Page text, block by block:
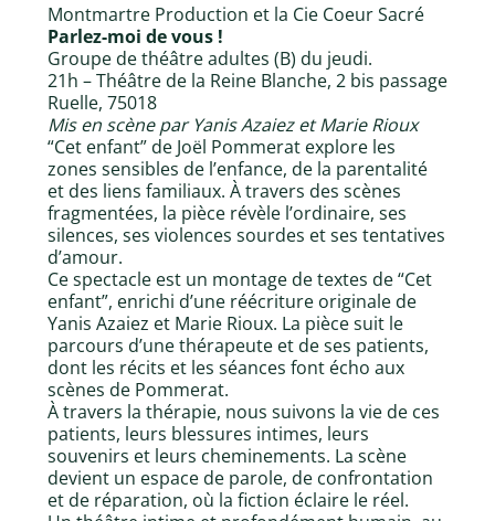
Montmartre Production et la Cie Coeur Sacré
Parlez-moi de vous !
Groupe de théâtre adultes (B) du jeudi.
21h – Théâtre de la Reine Blanche, 2 bis passage
Ruelle, 75018
Mis en scène par Yanis Azaiez et Marie Rioux
“Cet enfant” de Joël Pommerat explore les
zones sensibles de l’enfance, de la parentalité
et des liens familiaux. À travers des scènes
fragmentées, la pièce révèle l’ordinaire, ses
silences, ses violences sourdes et ses tentatives
d’amour.
Ce spectacle est un montage de textes de “Cet
enfant”, enrichi d’une réécriture originale de
Yanis Azaiez et Marie Rioux. La pièce suit le
parcours d’une thérapeute et de ses patients,
dont les récits et les séances font écho aux
scènes de Pommerat.
À travers la thérapie, nous suivons la vie de ces
patients, leurs blessures intimes, leurs
souvenirs et leurs cheminements. La scène
devient un espace de parole, de confrontation
et de réparation, où la fiction éclaire le réel.